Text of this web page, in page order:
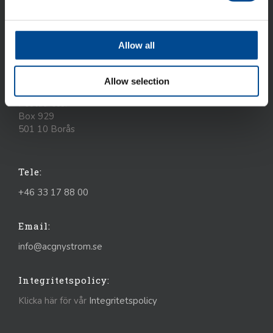
Allow all
Allow selection
Besöks- och leveransadresser:
Älvsborgsleden 7
Postadress:
Box 929
501 10 Borås
Tele:
+46 33 17 88 00
Email:
info@acgnystrom.se
Integritetspolicy:
Klicka här för vår Integritetspolicy